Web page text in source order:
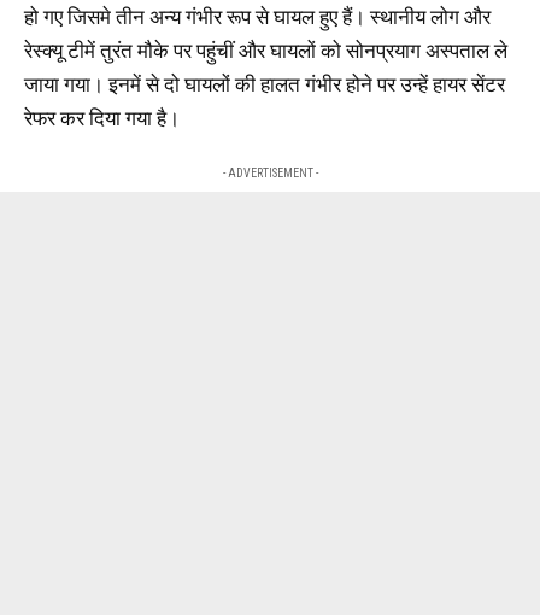
हो गए जिसमे तीन अन्य गंभीर रूप से घायल हुए हैं। स्थानीय लोग और
रेस्क्यू टीमें तुरंत मौके पर पहुंचीं और घायलों को सोनप्रयाग अस्पताल ले
जाया गया। इनमें से दो घायलों की हालत गंभीर होने पर उन्हें हायर सेंटर
रेफर कर दिया गया है।
- ADVERTISEMENT -